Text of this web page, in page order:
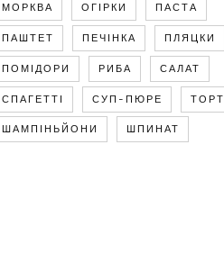
МОРКВА ОГІРКИ ПАСТА
ПАШТЕТ ПЕЧІНКА ПЛЯЦКИ
ПОМІДОРИ РИБА САЛАТ
СПАГЕТТІ СУП-ПЮРЕ ТОРТ
ШАМПІНЬЙОНИ ШПИНАТ